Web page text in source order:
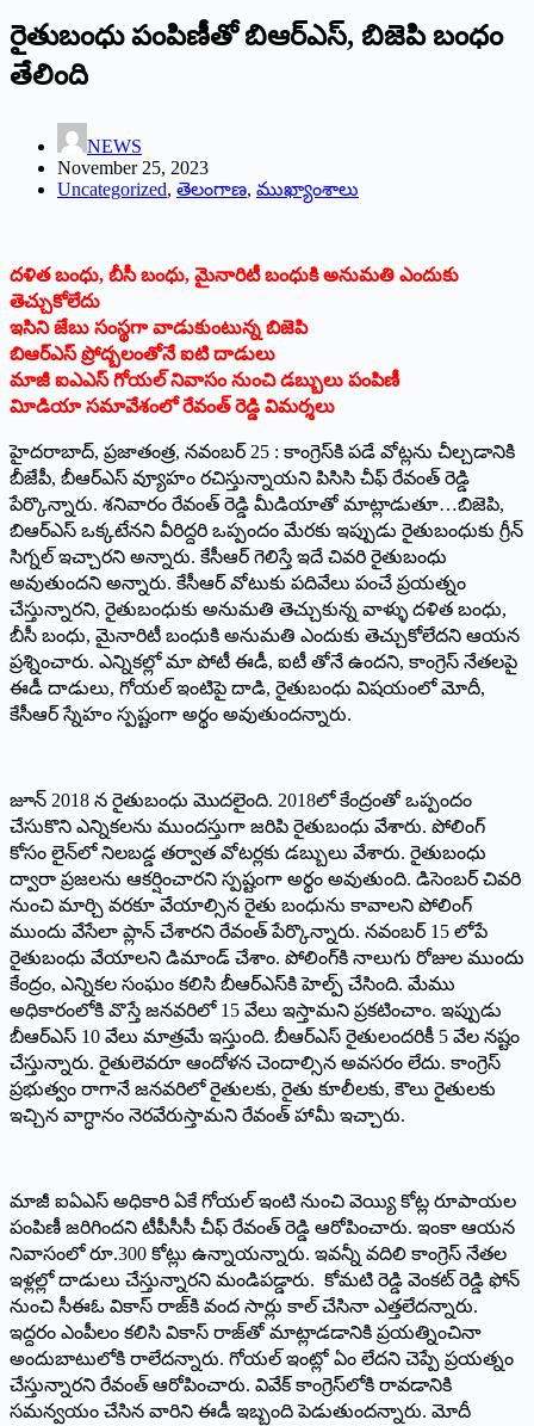
రైతుబంధు పంపిణీతో బిఆర్‌ఎస్‌, బిజెపి బంధం
తేలింది
NEWS
November 25, 2023
Uncategorized, తెలంగాణ, ముఖ్యాంశాలు
దళిత బంధు, బీసీ బంధు, మైనారిటీ బంధుకి అనుమతి ఎందుకు
తెచ్చుకోలేదు
ఇసిని జేబు సంస్థగా వాడుకుంటున్న బిజెపి
బిఆర్‌ఎస్‌ ప్రోద్బలంతోనే ఐటి దాడులు
మాజీ ఐఎఎస్‌ గోయల్‌ నివాసం నుంచి డబ్బులు పంపిణీ
విూడియా సమావేశంలో రేవంత్‌ రెడ్డి విమర్శలు
హైదరాబాద్‌, ప్రజాతంత్ర, నవంబర్‌ 25 : కాంగ్రెస్‌కి పడే వోట్లను చీల్చడానికి
బీజేపీ, బీఆర్‌ఎస్‌ వ్యూహం రచిస్తున్నాయని పిసిసి చీఫ్‌ రేవంత్‌ రెడ్డి
పేర్కొన్నారు. శనివారం రేవంత్‌ రెడ్డి మీడియాతో మాట్లాడుతూ…బిజెపి,
బిఆర్‌ఎస్‌ ఒక్కటేనని వీరిద్దరి ఒప్పందం మేరకు ఇప్పుడు రైతుబంధుకు గ్రీన్‌
సిగ్నల్‌ ఇచ్చారని అన్నారు. కేసీఆర్‌ గెలిస్తే ఇదే చివరి రైతుబంధు
అవుతుందని అన్నారు. కేసీఆర్‌ వోటుకు పదివేలు పంచే ప్రయత్నం
చేస్తున్నారని, రైతుబంధుకు అనుమతి తెచ్చుకున్న వాళ్ళు దళిత బంధు,
బీసీ బంధు, మైనారిటీ బంధుకి అనుమతి ఎందుకు తెచ్చుకోలేదని ఆయన
ప్రశ్నించారు. ఎన్నికల్లో మా పోటీ ఈడీ, ఐటీ తోనే ఉందని, కాంగ్రెస్‌ నేతలపై
ఈడీ దాడులు, గోయల్‌ ఇంటిపై దాడి, రైతుబంధు విషయంలో మోదీ,
కేసీఆర్‌ స్నేహం స్పష్టంగా అర్థం అవుతుందన్నారు.
జూన్‌ 2018 న రైతుబంధు మొదలైంది. 2018లో కేంద్రంతో ఒప్పందం
చేసుకొని ఎన్నికలను ముందస్తుగా జరిపి రైతుబంధు వేశారు. పోలింగ్‌
కోసం లైన్‌లో నిలబడ్డ తర్వాత వోటర్లకు డబ్బులు వేశారు. రైతుబంధు
ద్వారా ప్రజలను ఆకర్షించారని స్పష్టంగా అర్థం అవుతుంది. డిసెంబర్‌ చివరి
నుంచి మార్చి వరకూ వేయాల్సిన రైతు బంధును కావాలని పోలింగ్‌
ముందు వేసేలా ప్లాన్‌ చేశారని రేవంత్‌ పేర్కొన్నారు. నవంబర్‌ 15 లోపే
రైతుబంధు వేయాలని డిమాండ్‌ చేశాం. పోలింగ్‌కి నాలుగు రోజుల ముందు
కేంద్రం, ఎన్నికల సంఘం కలిసి బీఆర్‌ఎస్‌కి హెల్ప్‌ చేసింది. మేము
అధికారంలోకి వొస్తే జనవరిలో 15 వేలు ఇస్తామని ప్రకటించాం. ఇప్పుడు
బీఆర్‌ఎస్‌ 10 వేలు మాత్రమే ఇస్తుంది. బీఆర్‌ఎస్‌ రైతులందరికీ 5 వేల నష్టం
చేస్తున్నారు. రైతులెవరూ ఆందోళన చెందాల్సిన అవసరం లేదు. కాంగ్రెస్‌
ప్రభుత్వం రాగానే జనవరిలో రైతులకు, రైతు కూలీలకు, కౌలు రైతులకు
ఇచ్చిన వాగ్ధానం నెరవేరుస్తామని రేవంత్‌ హామీ ఇచ్చారు.
మాజీ ఐఏఎస్‌ అధికారి ఏకే గోయల్‌ ఇంటి నుంచి వెయ్యి కోట్ల రూపాయల
పంపిణీ జరిగిందని టీపీసీసీ చీఫ్‌ రేవంత్‌ రెడ్డి ఆరోపించారు. ఇంకా ఆయన
నివాసంలో రూ.300 కోట్లు ఉన్నాయన్నారు. ఇవన్నీ వదిలి కాంగ్రెస్‌ నేతల
ఇళ్లల్లో దాడులు చేస్తున్నారని మండిపడ్డారు. కోమటి రెడ్డి వెంకట్‌ రెడ్డి ఫోన్‌
నుంచి సీఈఓ వికాస్‌ రాజ్‌కి వంద సార్లు కాల్‌ చేసినా ఎత్తలేదన్నారు.
ఇద్దరం ఎంపీలం కలిసి వికాస్‌ రాజ్‌తో మాట్లాడడానికి ప్రయత్నించినా
అందుబాటులోకి రాలేదన్నారు. గోయల్‌ ఇంట్లో ఏం లేదని చెప్పే ప్రయత్నం
చేస్తున్నారని రేవంత్‌ ఆరోపించారు. వివేక్‌ కాంగ్రెస్‌లోకి రావడానికి
సమన్వయం చేసిన వారిని ఈడీ ఇబ్బంది పెడుతుందన్నారు. మోదీ